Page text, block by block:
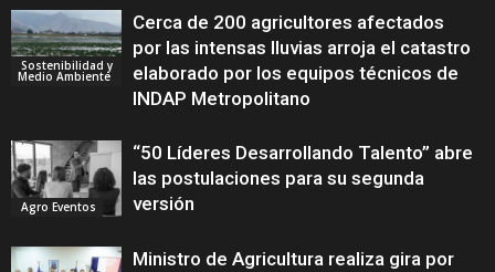
Sostenibilidad y
Medio Ambiente
Cerca de 200 agricultores afectados
por las intensas lluvias arroja el catastro
elaborado por los equipos técnicos de
INDAP Metropolitano
Agro Eventos
“50 Líderes Desarrollando Talento” abre
las postulaciones para su segunda
versión
Ministro de Agricultura realiza gira por